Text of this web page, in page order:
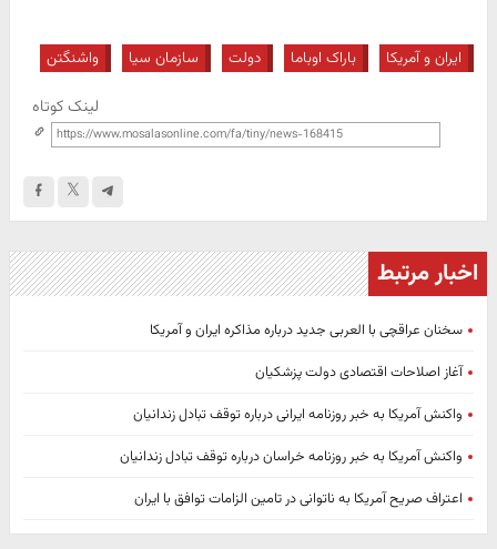
ایران و آمریکا باراک اوباما دولت سازمان سیا واشنگتن
لینک کوتاه
اخبار مرتبط
سخنان عراقچی با العربی جدید درباره مذاکره ایران و آمریکا
آغاز اصلاحات اقتصادی دولت پزشکیان
واکنش آمریکا به خبر روزنامه ایرانی درباره توقف تبادل زندانیان
واکنش آمریکا به خبر روزنامه خراسان درباره توقف تبادل زندانیان
اعتراف صریح آمریکا به ناتوانی در تامین الزامات توافق با ایران